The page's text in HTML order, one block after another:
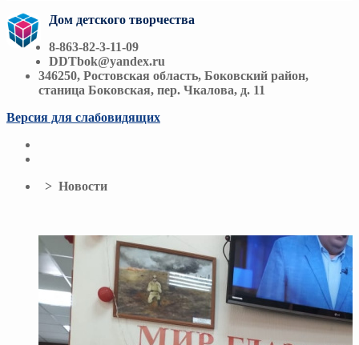
Дом детского творчества
8-863-82-3-11-09
DDTbok@yandex.ru
346250, Ростовская область, Боковский район,
станица Боковская, пер. Чкалова, д. 11
Версия для слабовидящих
> Новости